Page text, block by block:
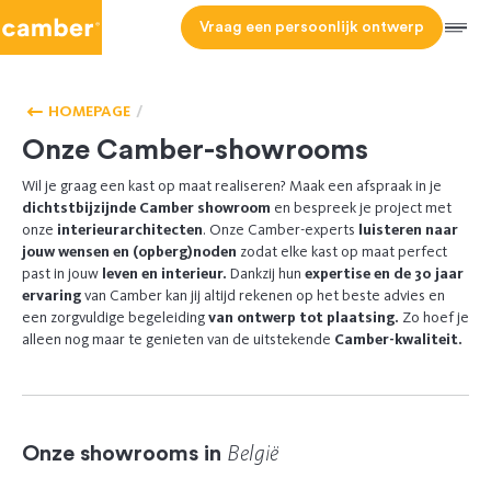
Vraag een persoonlijk ontwerp Menu
HOMEPAGE
Onze Camber-showrooms
Wil je graag een kast op maat realiseren? Maak een afspraak in je
dichtstbijzijnde Camber showroom en bespreek je project met
onze interieurarchitecten. Onze Camber-experts luisteren naar
jouw wensen en (opberg)noden zodat elke kast op maat perfect
past in jouw leven en interieur. Dankzij hun expertise en de 30 jaar
ervaringvan Camber kan jij altijd rekenen op het beste advies en
een zorgvuldige begeleidingvan ontwerp tot plaatsing. Zo hoef je
alleen nog maar te genieten van de uitstekende Camber-kwaliteit.
Onze showrooms in België